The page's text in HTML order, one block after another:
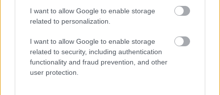
I want to allow Google to enable storage
related to personalization.
I want to allow Google to enable storage
related to security, including authentication
functionality and fraud prevention, and other
user protection.
A kérdésre, hogy mit üzenne a leendő Tisza-
abban a helyzetben, hogy üzengessek, és
szerintem a tanácsaimra sem szorulnak rá.”
Egyetlen javaslata mégis volt, hogy az új